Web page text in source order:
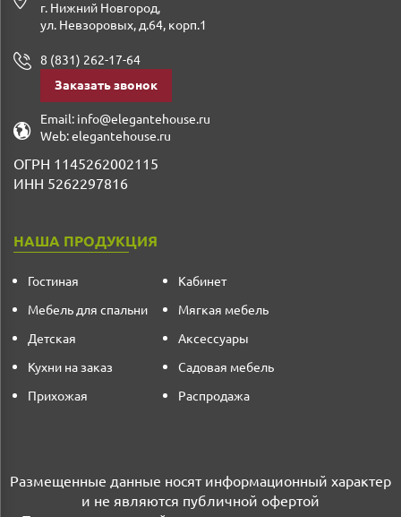
г. Нижний Новгород,
ул. Невзоровых, д.64, корп.1
8 (831) 262-17-64
Заказать звонок
Email: info@elegantehouse.ru
Web:elegantehouse.ru
ОГРН 1145262002115
ИНН 5262297816
НАША ПРОДУКЦИЯ
Гостиная
Мебель для спальни
Детская
Кухни на заказ
Прихожая
Кабинет
Мягкая мебель
Аксессуары
Садовая мебель
Распродажа
Размещенные данные носят информационный характер
и не являются публичной офертой